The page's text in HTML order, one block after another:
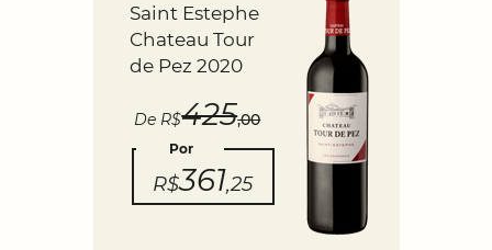
Saint Estephe
Chateau Tour
de Pez 2020
De R$425,00
Por
R$361,25